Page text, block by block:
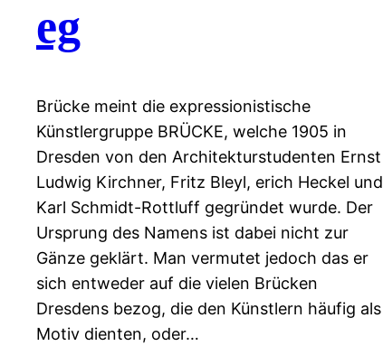
eg
Brücke meint die expressionistische
Künstlergruppe BRÜCKE, welche 1905 in
Dresden von den Architekturstudenten Ernst
Ludwig Kirchner, Fritz Bleyl, erich Heckel und
Karl Schmidt-Rottluff gegründet wurde. Der
Ursprung des Namens ist dabei nicht zur
Gänze geklärt. Man vermutet jedoch das er
sich entweder auf die vielen Brücken
Dresdens bezog, die den Künstlern häufig als
Motiv dienten, oder…